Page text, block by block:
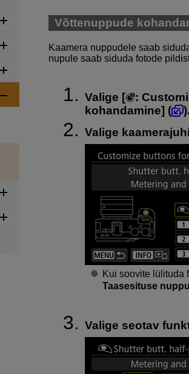
Võttenuppude
Kaamera nuppudele saab
nupule saab siduda fotode
Valige [ :
kohandamine] (
).
Valige
Kui soovite lülituda
Taasesituse
Valige seotav